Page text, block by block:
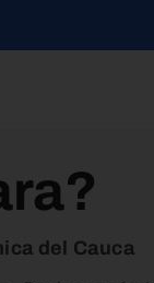
del Cauca